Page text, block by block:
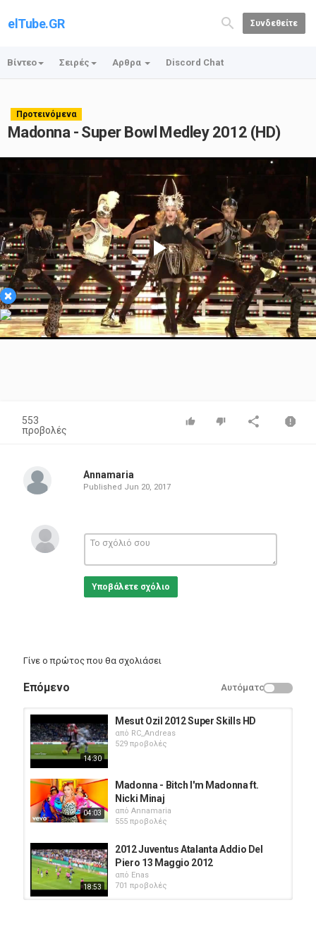
elTube.GR Συνδεθείτε
Βίντεο Σειρές Αρθρα Discord Chat
Προτεινόμενα
Madonna - Super Bowl Medley 2012 (HD)
×
Play
Video
553
προβολές
Annamaria
Published Jun 20, 2017
Υποβάλετε σχόλιο
Γίνε ο πρώτος που θα σχολιάσει
Επόμενο Αυτόματο
14:30
Mesut Ozil 2012 Super Skills HD
από RC_Andreas
529 προβολές
04:03
Madonna - Bitch I'm Madonna ft.
Nicki Minaj
από Annamaria
555 προβολές
18:53
2012 Juventus Atalanta Addio Del
Piero 13 Maggio 2012
από Enas
701 προβολές